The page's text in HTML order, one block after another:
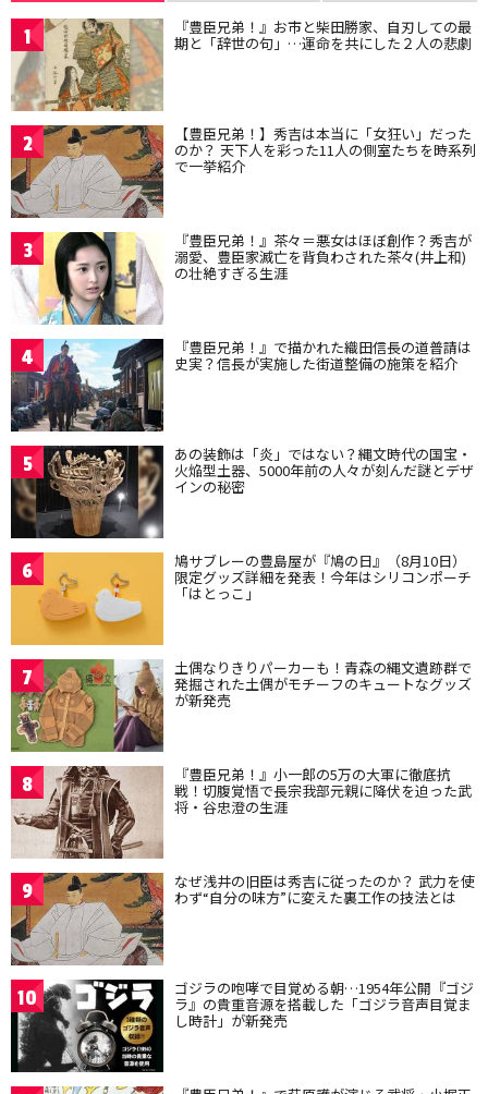
1 『豊臣兄弟！』お市と柴田勝家、自刃しての最
期と「辞世の句」…運命を共にした２人の悲劇
2 【豊臣兄弟！】秀吉は本当に「女狂い」だった
のか？ 天下人を彩った11人の側室たちを時系列
で一挙紹介
3 『豊臣兄弟！』茶々＝悪女はほぼ創作？秀吉が
溺愛、豊臣家滅亡を背負わされた茶々(井上和)
の壮絶すぎる生涯
4 『豊臣兄弟！』で描かれた織田信長の道普請は
史実？信長が実施した街道整備の施策を紹介
5 あの装飾は「炎」ではない？縄文時代の国宝・
火焔型土器、5000年前の人々が刻んだ謎とデザ
インの秘密
6 鳩サブレーの豊島屋が『鳩の日』（8月10日）
限定グッズ詳細を発表！今年はシリコンポーチ
「はとっこ」
7 土偶なりきりパーカーも！青森の縄文遺跡群で
発掘された土偶がモチーフのキュートなグッズ
が新発売
8 『豊臣兄弟！』小一郎の5万の大軍に徹底抗
戦！切腹覚悟で長宗我部元親に降伏を迫った武
将・谷忠澄の生涯
9 なぜ浅井の旧臣は秀吉に従ったのか？ 武力を使
わず“自分の味方”に変えた裏工作の技法とは
10 ゴジラの咆哮で目覚める朝…1954年公開『ゴジ
ラ』の貴重音源を搭載した「ゴジラ音声目覚ま
し時計」が新発売